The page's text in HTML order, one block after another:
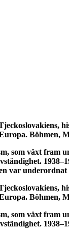
Böhmen,
som växt fram
var
Böhmen,
som växt fram